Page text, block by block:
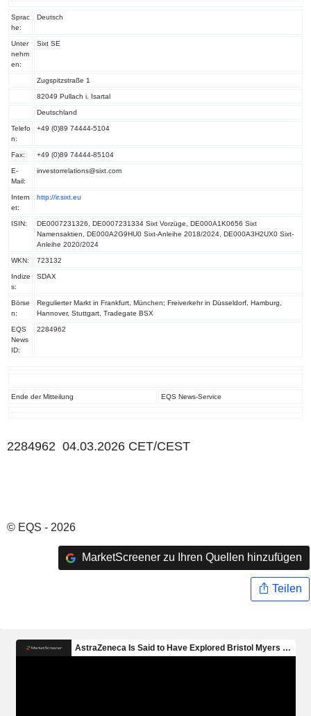
Sprac
he:
Deutsch
Unter
nehm
en:
Sixt SE
Zugspitzstraße 1
82049 Pullach i. Isartal
Deutschland
Telefo
n:
+49 (0)89 74444-5104
Fax: +49 (0)89 74444-85104
E-
Mail:
investorrelations@sixt.com
Intern
et:
http://ir.sixt.eu
ISIN:
DE0007231326, DE0007231334 Sixt Vorzüge, DE000A1K0656 Sixt
Namensaktien, DE000A2G9HU0 Sixt-Anleihe 2018/2024, DE000A3H2UX0 Sixt-
Anleihe 2020/2024
WKN: 723132
Indize
s:
SDAX
Börse
n:
Regulierter Markt in Frankfurt, München; Freiverkehr in Düsseldorf, Hamburg,
Hannover, Stuttgart, Tradegate BSX
EQS
News
ID:
2284962
Ende der Mitteilung EQS News-Service
2284962 04.03.2026 CET/CEST
© EQS - 2026
MarketScreener zu Ihren Quellen hinzufügen
Teilen